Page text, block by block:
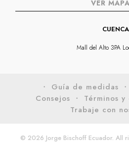
VER MAPA
CUENCA
Mall del Alto 3PA
・ Guía de medidas
Consejos ・ Términos
Trabaje con
© 2026 Jorge Bischoff Ecuador. All